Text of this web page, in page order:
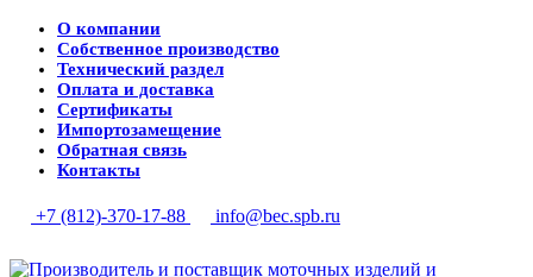
О компании
Собственное производство
Технический раздел
Оплата и доставка
Сертификаты
Импортозамещение
Обратная связь
Контакты
+7 (812)-370-17-88 info@bec.spb.ru